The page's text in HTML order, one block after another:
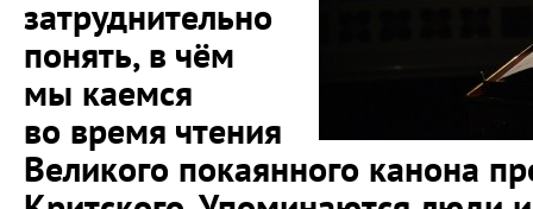
затруднительно
понять, в чём
мы каемся
во время чтения
Великого покаянного канона